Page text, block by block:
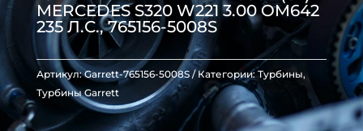
MERCEDES S320 W221 3.00 OM642
235 Л.С., 765156-5008S
Артикул:Garrett-765156-5008S Категории:Турбины,
Турбины Garrett